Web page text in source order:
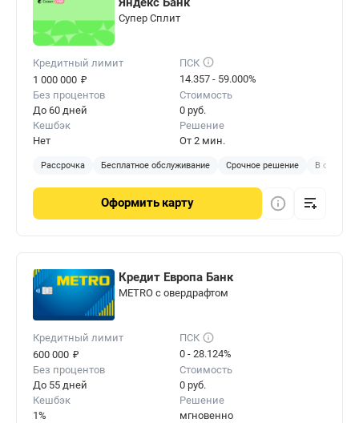
Cупер Сплит
Кредитный лимит
1 000 000 ₽
ПСК
14.357 - 59.000%
Без процентов
До 60 дней
Стоимость
0 руб.
Кешбэк
Нет
Решение
От 2 мин.
Рассрочка Бесплатное обслуживание Срочное решение В
Оформить карту
Кредит Европа Банк
METRO с овердрафтом
Кредитный лимит
600 000 ₽
ПСК
0 - 28.124%
Без процентов
До 55 дней
Стоимость
0 руб.
Кешбэк
1%
Решение
мгновенно